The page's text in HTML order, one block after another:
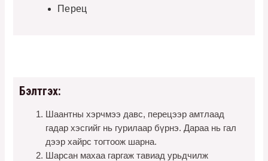
Перец
Бэлтгэх:
Шаантны хэрчмээ давс, перецээр амтлаад
гадар хэсгийг нь гурилаар бүрнэ. Дараа нь гал
дээр хайрс тогтоож шарна.
Шарсан махаа гаргаж тавиад урьдчилж